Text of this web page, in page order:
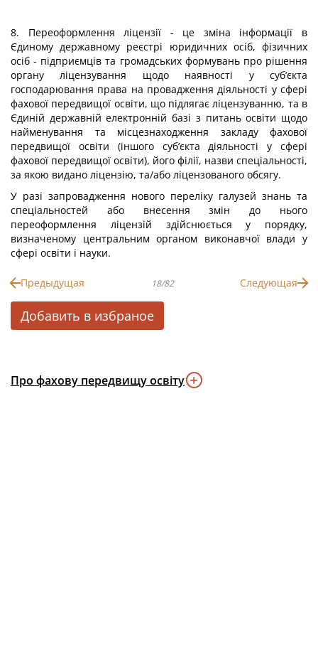
8. Переоформлення ліцензії - це зміна інформації в
Єдиному державному реєстрі юридичних осіб, фізичних
осіб - підприємців та громадських формувань про рішення
органу ліцензування щодо наявності у суб’єкта
господарювання права на провадження діяльності у сфері
фахової передвищої освіти, що підлягає ліцензуванню, та в
Єдиній державній електронній базі з питань освіти щодо
найменування та місцезнаходження закладу фахової
передвищої освіти (іншого суб’єкта діяльності у сфері
фахової передвищої освіти), його філії, назви спеціальності,
за якою видано ліцензію, та/або ліцензованого обсягу.
У разі запровадження нового переліку галузей знань та
спеціальностей або внесення змін до нього
переоформлення ліцензій здійснюється у порядку,
визначеному центральним органом виконавчої влади у
сфері освіти і науки.
Предыдущая 18/82 Следующая
Добавить в избраное
Про фахову передвищу освіту